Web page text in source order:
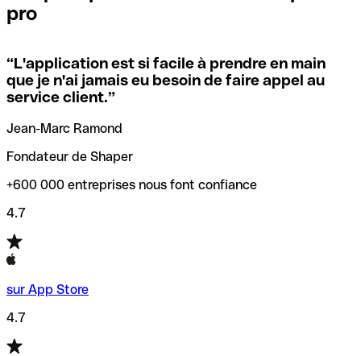
locales.
Si vous n'êtes pas sûr du code SWIFT que vous devriez
utiliser, nous avons développé un outil de recherche de
codes SWIFT par nom de banque.
vérification/recherche de codes SWIFT. Ainsi, vous pouvez
trouver et vérifier vos codes SWIFT avant de réaliser vos
transferts d’argent.
pro
“L'application est si facile à prendre en main
que je n'ai jamais eu besoin de faire appel au
service client.”
Jean-Marc Ramond
Fondateur de Shaper
+600 000 entreprises nous font confiance
4.7
sur App Store
4.7